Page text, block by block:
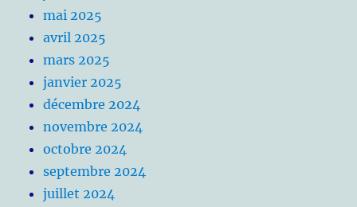
mai 2025
avril 2025
mars 2025
janvier 2025
décembre 2024
novembre 2024
octobre 2024
septembre 2024
juillet 2024